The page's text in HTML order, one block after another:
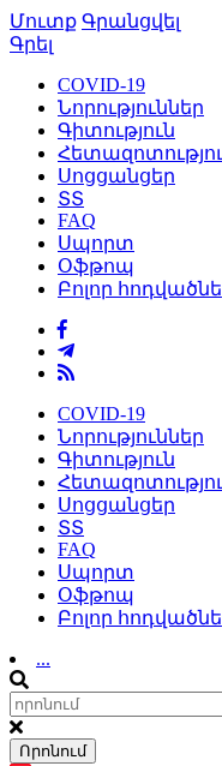
Մուտք Գրանցվել
Գրել
COVID-19
Նորություններ
Գիտություն
Սոցցանցեր
ՏՏ
FAQ
Սպորտ
Օֆթոպ
Բոլոր
COVID-19
Նորություններ
Գիտություն
Սոցցանցեր
ՏՏ
FAQ
Սպորտ
Օֆթոպ
Բոլոր
...
Որոնում